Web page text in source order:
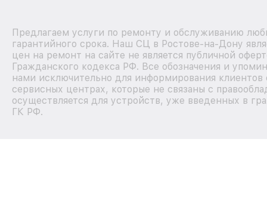
Предлагаем услуги по ремонту и обслуживанию
гарантийного срока. Наш СЦ в Ростове-на-Дону
цен на ремонт на сайте не является публичной
Гражданского кодекса РФ. Все обозначения и
нами исключительно для информирования
сервисных центрах, которые не связаны с
осуществляется для устройств, уже введенных в
ГК РФ.